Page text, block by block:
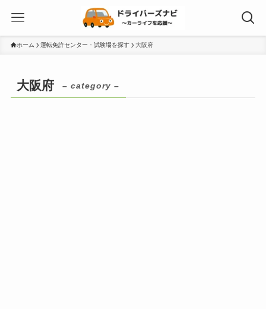
ホーム 運転免許センター・試験場を探す 大阪府
大阪府 – category –